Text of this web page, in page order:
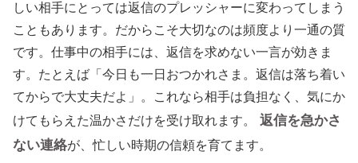
しい相手にとっては返信のプレッシャーに変わってしまう
こともあります。だからこそ大切なのは頻度より一通の質
です。仕事中の相手には、返信を求めない一言が効きま
す。たとえば「今日も一日おつかれさま。返信は落ち着い
てからで大丈夫だよ」。これなら相手は負担なく、気にか
けてもらえた温かさだけを受け取れます。
返信を急かさ
ない連絡が、忙しい時期の信頼を育てます。